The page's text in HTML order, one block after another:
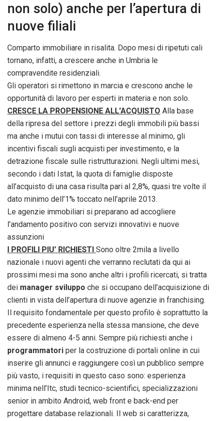
non solo) anche per l’apertura di
nuove filiali
Comparto immobiliare in risalita. Dopo mesi di ripetuti cali
tornano, infatti, a crescere anche in Umbria le
compravendite residenziali.
Gli operatori si rimettono in marcia e crescono anche le
opportunità di lavoro per esperti in materia e non solo.
CRESCE LA PROPENSIONE ALL’ACQUISTO Alla base
della ripresa del settore i prezzi degli immobili più bassi
ma anche i mutui con tassi di interesse al minimo, gli
incentivi fiscali sugli acquisti per investimento, e la
detrazione fiscale sulle ristrutturazioni. Negli ultimi mesi,
secondo i dati Istat, la quota di famiglie disposte
all’acquisto di una casa risulta pari al 2,8%, quasi tre volte il
dato minimo dell’1% toccato nell’aprile 2013.
Le agenzie immobiliari si preparano ad accogliere
l’andamento positivo con servizi innovativi e nuove
assunzioni
I PROFILI PIU’ RICHIESTI Sono oltre 2mila a livello
nazionale i nuovi agenti che verranno reclutati da qui ai
prossimi mesi ma sono anche altri i profili ricercati, si tratta
dei manager sviluppo che si occupano dell’acquisizione di
clienti in vista dell’apertura di nuove agenzie in franchising.
Il requisito fondamentale per questo profilo è soprattutto la
precedente esperienza nella stessa mansione, che deve
essere di almeno 4-5 anni. Sempre più richiesti anche i
programmatori per la costruzione di portali online in cui
inserire gli annunci e raggiungere così un pubblico sempre
più vasto, i requisiti in questo caso sono: esperienza
minima nell’Itc, studi tecnico-scientifici, specializzazioni
senior in ambito Android, web front e back-end per
progettare database relazionali. Il web si caratterizza,